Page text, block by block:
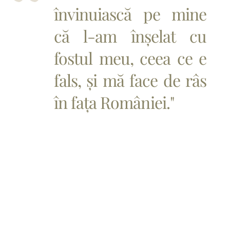
învinuiască pe mine
că l-am înșelat cu
fostul meu, ceea ce e
fals, și mă face de râs
în fața României."